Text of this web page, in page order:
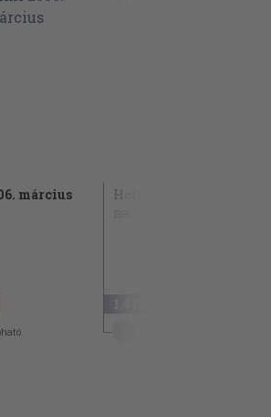
március Holmi 1990. március